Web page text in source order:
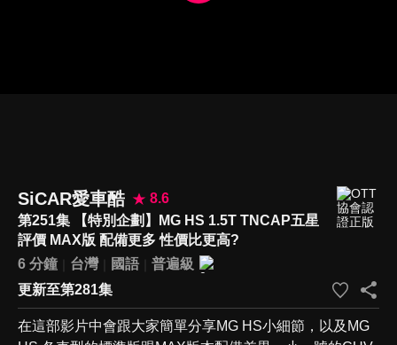
SiCAR愛車酷
8.6
第251集 【特別企劃】MG HS 1.5T TNCAP五星
評價 MAX版 配備更多 性價比更高?
6 分鐘
台灣 國語
普遍級
更新至第281集
在這部影片中會跟大家簡單分享MG HS小細節，以及MG